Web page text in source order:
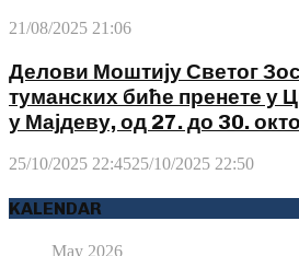
21/08/2025 21:06
Делови Моштију Светог
туманских биће пренете у
у Мајдеву, од 27. до 30.
25/10/2025 22:4525/10/2025 22:50
KALENDAR
May 2026